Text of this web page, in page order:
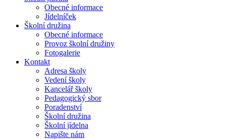
Obecné informace
Jídelníček
Školní družina
Obecné informace
Provoz školní družiny
Fotogalerie
Kontakt
Adresa školy
Vedení školy
Kancelář školy
Pedagogický sbor
Poradenství
Školní družina
Školní jídelna
Napište nám